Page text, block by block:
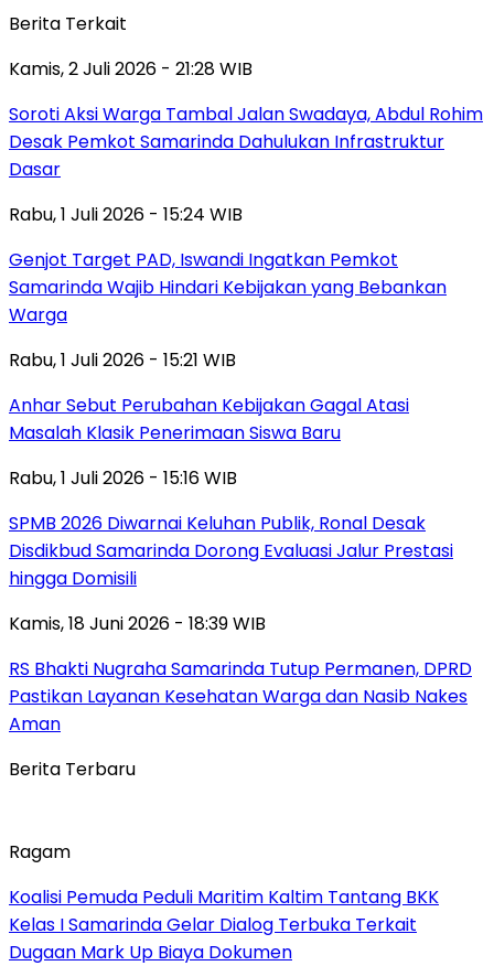
Berita Terkait
Kamis, 2 Juli 2026 - 21:28 WIB
Soroti Aksi Warga Tambal Jalan Swadaya, Abdul Rohim
Desak Pemkot Samarinda Dahulukan Infrastruktur
Dasar
Rabu, 1 Juli 2026 - 15:24 WIB
Genjot Target PAD, Iswandi Ingatkan Pemkot
Samarinda Wajib Hindari Kebijakan yang Bebankan
Warga
Rabu, 1 Juli 2026 - 15:21 WIB
Anhar Sebut Perubahan Kebijakan Gagal Atasi
Masalah Klasik Penerimaan Siswa Baru
Rabu, 1 Juli 2026 - 15:16 WIB
SPMB 2026 Diwarnai Keluhan Publik, Ronal Desak
Disdikbud Samarinda Dorong Evaluasi Jalur Prestasi
hingga Domisili
Kamis, 18 Juni 2026 - 18:39 WIB
RS Bhakti Nugraha Samarinda Tutup Permanen, DPRD
Pastikan Layanan Kesehatan Warga dan Nasib Nakes
Aman
Berita Terbaru
Ragam
Koalisi Pemuda Peduli Maritim Kaltim Tantang BKK
Kelas I Samarinda Gelar Dialog Terbuka Terkait
Dugaan Mark Up Biaya Dokumen